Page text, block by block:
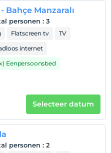
Bahçe Manzaralı
personen : 3
Flatscreen tv
TV
internet
Eenpersoonsbed
Selecteer datum
personen : 2